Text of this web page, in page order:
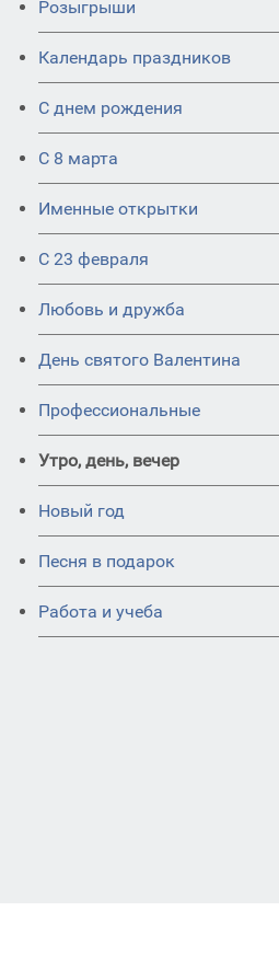
Розыгрыши
Календарь праздников
С днем рождения
С 8 марта
Именные открытки
С 23 февраля
Любовь и дружба
День святого Валентина
Профессиональные
Утро, день, вечер
Новый год
Песня в подарок
Работа и учеба